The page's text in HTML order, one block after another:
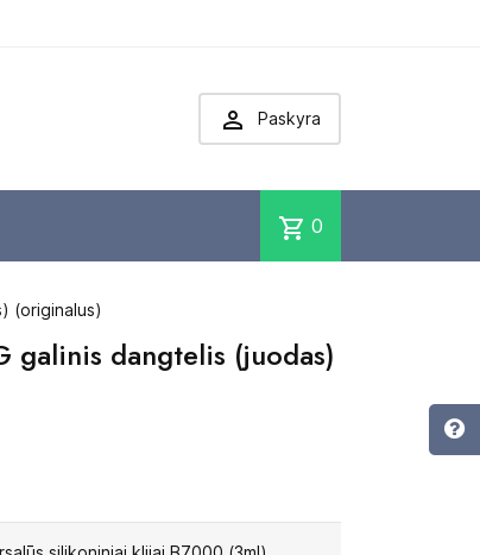
 Paskyra
shopping_cart 0
(originalus)
galinis dangtelis (juodas)